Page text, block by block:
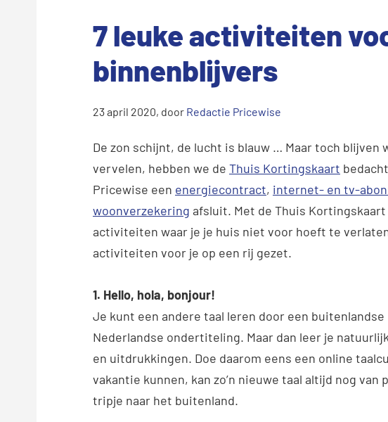
7 leuke activiteiten
binnenblijvers
23 april 2020, door Redactie Pricewise
De zon schijnt, de lucht is blauw … Maar toch blijven
vervelen, hebben we de Thuis Kortingskaart
Pricewise een energiecontract, internet- en tv-
woonverzekering afsluit. Met de Thuis
activiteiten waar je je huis niet voor hoeft te
activiteiten voor je op een rij gezet.
1. Hello, hola, bonjour!
Je kunt een andere taal leren door een
Nederlandse ondertiteling. Maar dan leer je
en uitdrukkingen. Doe daarom eens een online
vakantie kunnen, kan zo’n nieuwe taal altijd nog
tripje naar het buitenland.